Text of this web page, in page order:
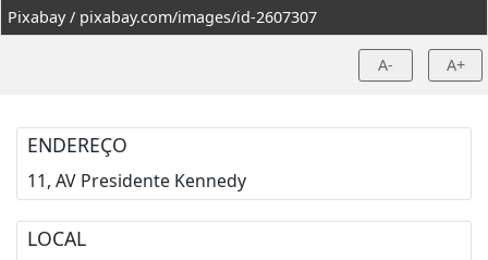
Pixabay / pixabay.com/images/id-2607307
A- A+
ENDEREÇO
11, AV Presidente Kennedy
LOCAL